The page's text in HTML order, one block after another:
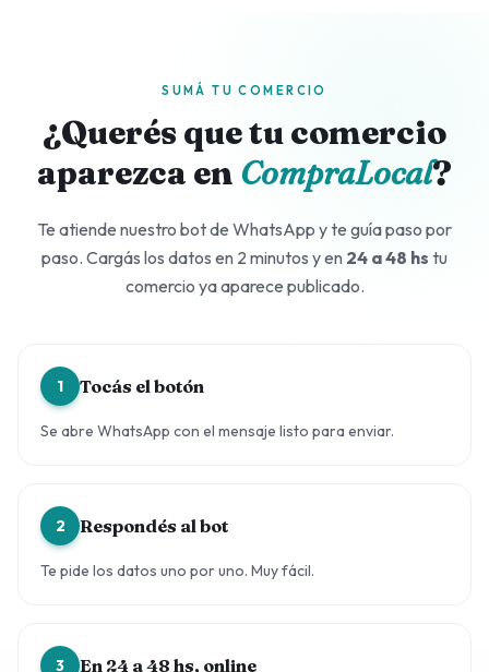
SUMÁ TU COMERCIO
¿Querés que tu comercio
aparezca en CompraLocal?
Te atiende nuestro bot de WhatsApp y te guía paso por
paso. Cargás los datos en 2 minutos y en 24 a 48 hs tu
comercio ya aparece publicado.
1 Tocás el botón
Se abre WhatsApp con el mensaje listo para enviar.
2 Respondés al bot
Te pide los datos uno por uno. Muy fácil.
3 En 24 a 48 hs, online